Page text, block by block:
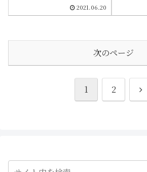
ースクラフトVer.)[ブラック]」
をご紹介します。エグザビーク
れたものがスペースクラフト
Ver.になります。ちなみに同型
機が2021年の2月にパープルカ
ラーで登場しており、今回はそ
2021.06.20
エルノ
介します
場し、同
Ver.が発
ブラック
カラーカ
に広がり
ナティア
ーズから
次のページ
1 2
次